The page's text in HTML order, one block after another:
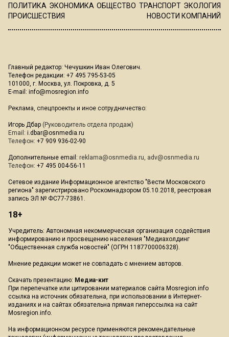
ПОЛИТИКА ЭКОНОМИКА ОБЩЕСТВО ТРАНСПОРТ ЭКОЛОГИЯ
ПРОИСШЕСТВИЯ
НОВОСТИ КОМПАНИЙ
Главный редактор: Чечушкин Иван Олегович.
Телефон редакции: +7 495 795-53-05
101000, г. Москва, ул. Покровка, д. 5
E-mail: info@mosregion.info
Реклама, спецпроекты и иное сотрудничество:
Игорь Дбар (Руководитель отдела продаж)
Email: i.dbar@osnmedia.ru
Телефон: +7 909 936-02-90
Дополнительные email: reklama@osnmedia.ru, adv@osnmedia.ru
Телефон: +7 495 004-56-11
Сетевое издание Информационное агентство "Вести Московского
региона" зарегистрировано Роскомнадзором 05.10.2018, реестровая
запись ЭЛ № ФС77-73861.
18+
Учредитель: Автономная некоммерческая организация содействия
информированию и просвещению населения "Медиахолдинг
"Общественная служба новостей" (ОГРН 1187700006328).
Мнение редакции может не совпадать с мнением авторов.
Скачать презентацию: Медиа-кит
При перепечатке или цитировании материалов сайта Mosregion.info
ссылка на источник обязательна, при использовании в Интернет-
изданиях и на сайтах обязательна прямая гиперссылка на сайт
Mosregion.info.
На информационном ресурсе применяются рекомендательные